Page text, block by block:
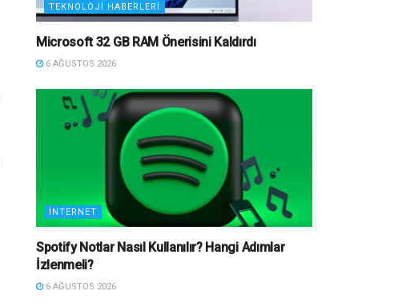
TEKNOLOJI HABERLERI
Microsoft 32 GB RAM Önerisini Kaldırdı
6 AĞUSTOS 2026
İNTERNET
Spotify Notlar Nasıl Kullanılır? Hangi Adımlar
İzlenmeli?
6 AĞUSTOS 2026